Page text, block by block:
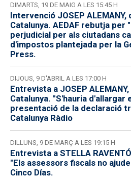
DIMARTS, 19 DE MAIG A LES 15:45 H
Intervenció JOSEP ALEMANY,
Catalunya. AEDAF rebutja
perjudicial per als ciutadans
d'impostos plantejada per la
Press.
DIJOUS, 9 D'ABRIL A LES 17:00 H
Entrevista a JOSEP
Catalunya. "S'hauria d'allargar
presentació de la declaració
Catalunya Ràdio
DILLUNS, 9 DE MARÇ A LES 19:15 H
Entrevista a STELLA
"Els assessors fiscals no
Cinco Días.